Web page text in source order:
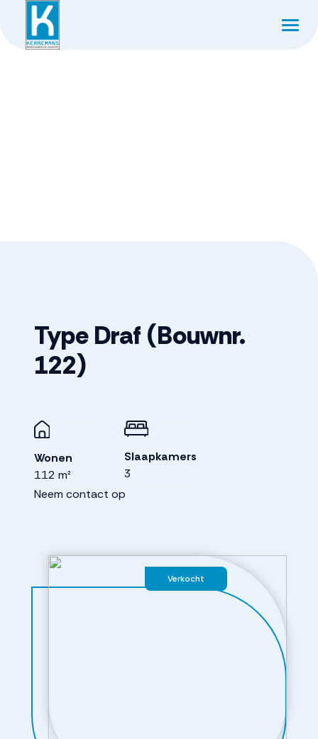
Verkocht
Type Draf (Bouwnr.
122)
Wonen
112 m²
Slaapkamers
3
Neem contact op